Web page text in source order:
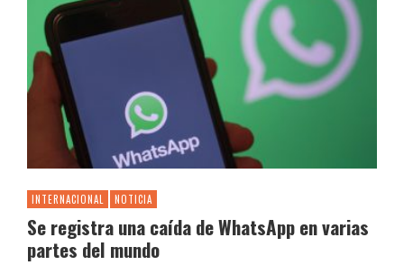
INTERNACIONAL NOTICIA
Se registra una caída de WhatsApp en varias
partes del mundo